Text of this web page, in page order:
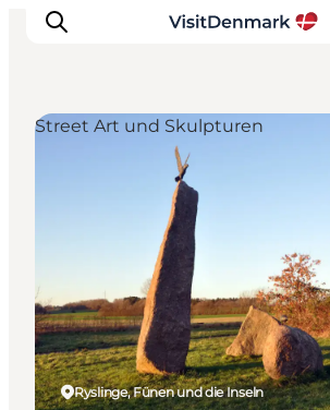
Unterkünfte
Reiseplanung
Ryslinge, Fünen und die Inseln
Street Art und Skulpturen